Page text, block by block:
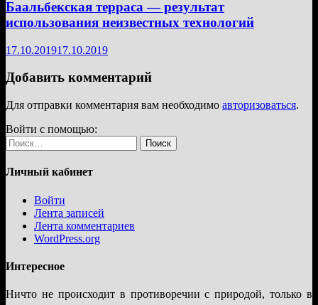
Баальбекская терраса — результат
использования неизвестных технологий
17.10.201917.10.2019
Добавить комментарий
Для отправки комментария вам необходимо авторизоваться.
Войти с помощью:
Найти:
Личный кабинет
Войти
Лента записей
Лента комментариев
WordPress.org
Интересное
Ничто не происходит в противоречии с природой, только в